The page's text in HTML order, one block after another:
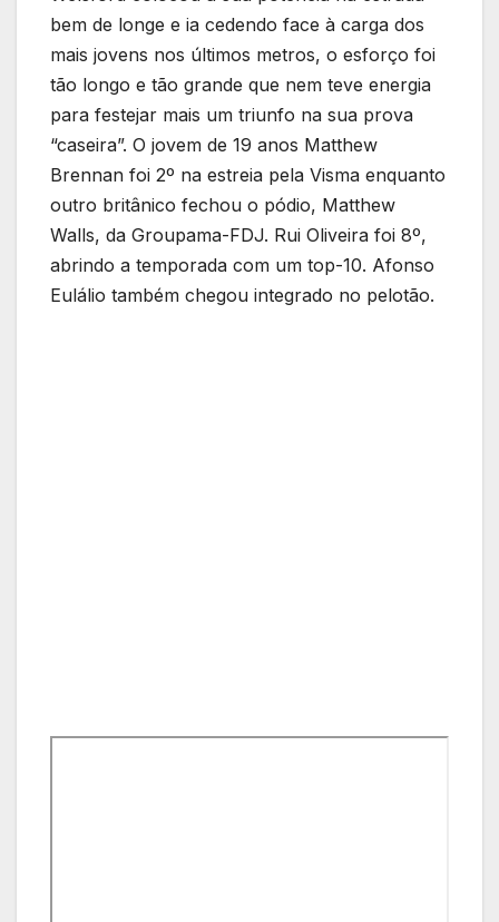
bem de longe e ia cedendo face à carga dos
mais jovens nos últimos metros, o esforço foi
tão longo e tão grande que nem teve energia
para festejar mais um triunfo na sua prova
“caseira”. O jovem de 19 anos Matthew
Brennan foi 2º na estreia pela Visma enquanto
outro britânico fechou o pódio, Matthew
Walls, da Groupama-FDJ. Rui Oliveira foi 8º,
abrindo a temporada com um top-10. Afonso
Eulálio também chegou integrado no pelotão.